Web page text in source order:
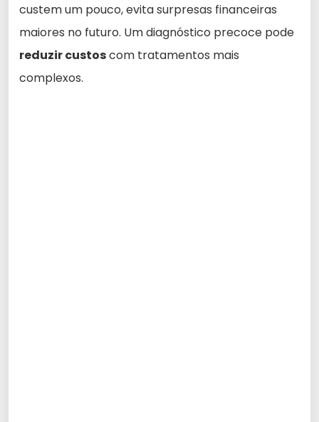
custem um pouco, evita surpresas financeiras
maiores no futuro. Um diagnóstico precoce pode
reduzir custoscom tratamentos mais
complexos.